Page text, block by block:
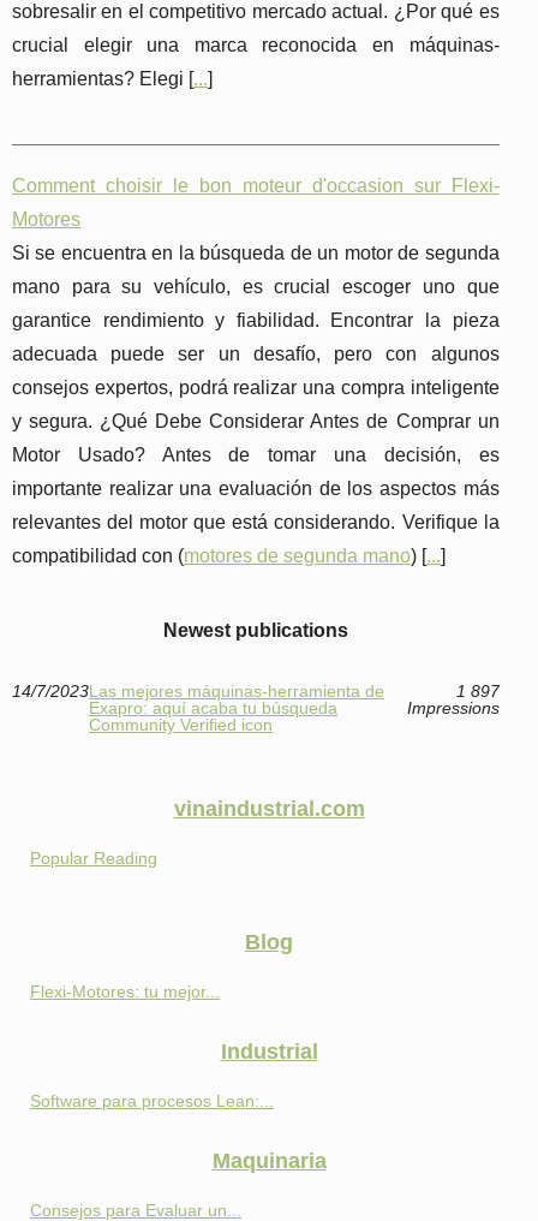
sobresalir en el competitivo mercado actual. ¿Por qué es
crucial elegir una marca reconocida en máquinas-
herramientas? Elegi [...]
Comment choisir le bon moteur d'occasion sur Flexi-
Motores
Si se encuentra en la búsqueda de un motor de segunda
mano para su vehículo, es crucial escoger uno que
garantice rendimiento y fiabilidad. Encontrar la pieza
adecuada puede ser un desafío, pero con algunos
consejos expertos, podrá realizar una compra inteligente
y segura. ¿Qué Debe Considerar Antes de Comprar un
Motor Usado? Antes de tomar una decisión, es
importante realizar una evaluación de los aspectos más
relevantes del motor que está considerando. Verifique la
compatibilidad con (motores de segunda mano) [...]
Newest publications
14/7/2023Las mejores máquinas-herramienta de
Exapro: aquí acaba tu búsqueda
Community Verified icon
1 897
Impressions
vinaindustrial.com
Popular Reading
Blog
Flexi-Motores: tu mejor...
Industrial
Software para procesos Lean:...
Maquinaria
Consejos para Evaluar un...